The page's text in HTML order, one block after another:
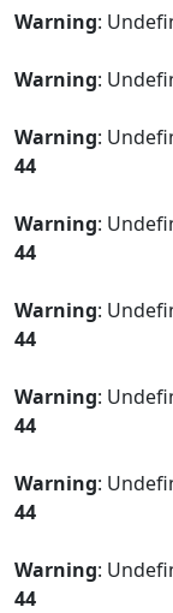
Warning:
Warning:
Warning:
44
Warning:
44
Warning:
44
Warning:
44
Warning:
44
Warning:
44